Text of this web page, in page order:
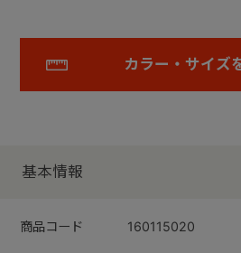
カラー・サイズ
基本情報
商品コード 160115020